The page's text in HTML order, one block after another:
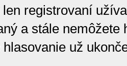
registrovaní
a stále
už